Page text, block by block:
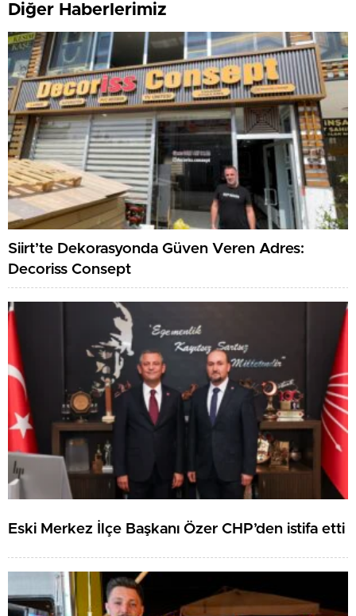
Diğer Haberlerimiz
Siirt’te Dekorasyonda Güven Veren Adres:
Decoriss Consept
Eski Merkez İlçe Başkanı Özer CHP’den istifa etti